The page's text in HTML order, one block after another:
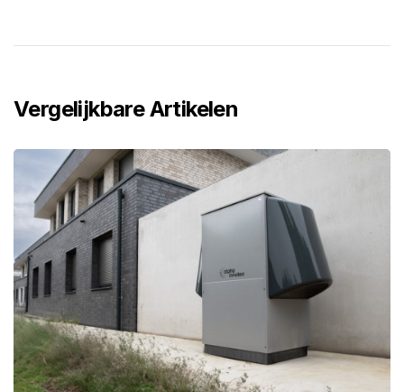
Vergelijkbare Artikelen